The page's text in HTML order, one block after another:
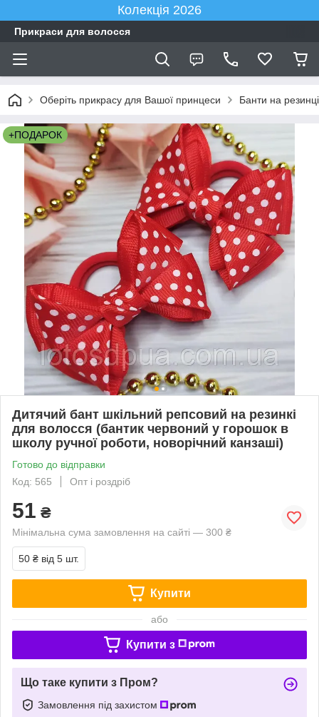
Колекція 2026
Прикраси для волосся
Оберіть прикрасу для Вашої принцеси Банти на резинці
+ПОДАРОК
Дитячий бант шкільний репсовий на резинкі
для волосся (бантик червоний у горошок в
школу ручної роботи, новорічний канзаші)
Готово до відправки
Код: 565
Опт і роздріб
51 ₴
Мінімальна сума замовлення на сайті — 300 ₴
50 ₴ від 5 шт.
Купити
або
Купити з
Що таке купити з Пром?
Замовлення під захистом